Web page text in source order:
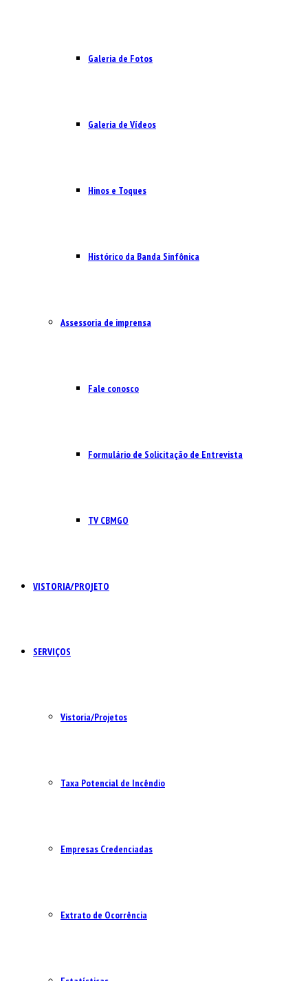
Galeria de Fotos
Galeria de Vídeos
Hinos e Toques
Histórico da Banda Sinfônica
Assessoria de imprensa
Fale conosco
Formulário de Solicitação de Entrevista
TV CBMGO
VISTORIA/PROJETO
SERVIÇOS
Vistoria/Projetos
Taxa Potencial de Incêndio
Empresas Credenciadas
Extrato de Ocorrência